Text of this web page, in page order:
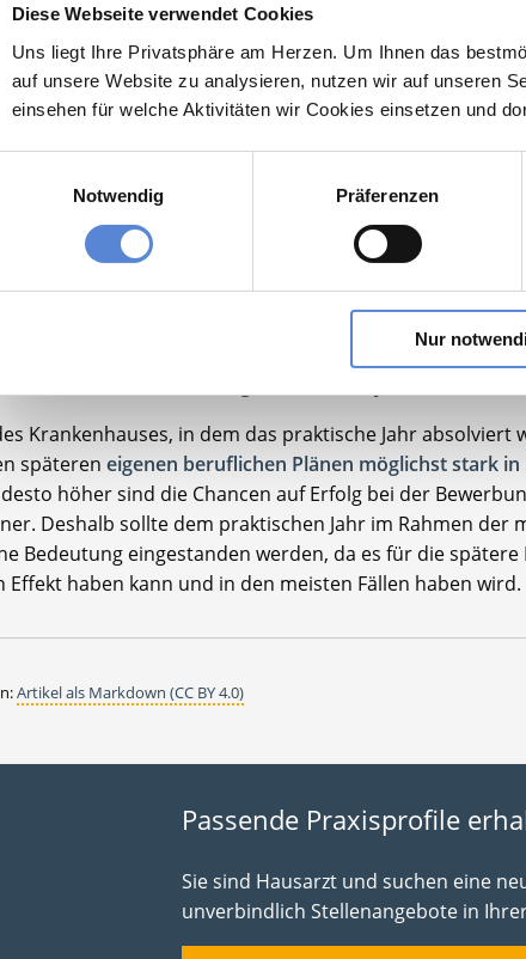
Diese Webseite verwendet Cookies
Uns liegt Ihre Privatsphäre am Herzen. Um Ihnen das
auf unsere Website zu analysieren, nutzen wir auf unseren
einsehen für welche Aktivitäten wir Cookies einsetzen und
Notwendig
Präferenzen
Nur
daraufein ein besseres Gespür, damit Chancen und
eingeschätzt werden können. Weil die
Ziel des praktischen Jahres darstellt, dürfen von
Jahres lediglich zwanzig auf eine einzelne der drei
dabei nicht nur die genommenen Urlaubstage,
durch Krankheit begründet ist. Entsprechend ist die
bestimmt die Schwerpunkte
drei Abschnitte des praktischen Jahres in vielerlei
Krankenhauses, in dem das praktische Jahr absolviert
späteren eigenen beruflichen Plänen möglichst stark in
höher sind die Chancen auf Erfolg bei der
Deshalb sollte dem praktischen Jahr im Rahmen der
Bedeutung eingestanden werden, da es für die spätere
Effekt haben kann und in den meisten Fällen haben wird.
Artikel als Markdown (CC BY 4.0)
Passende Praxisprofile
Sie sind Hausarzt und suchen eine
unverbindlich Stellenangebote in